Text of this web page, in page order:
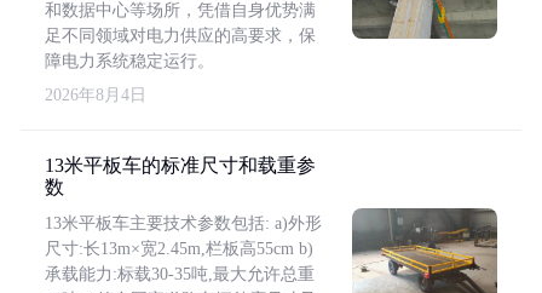
和数据中心等场所，凭借自身优势满
足不同领域对电力供应的高要求，保
障电力系统稳定运行。
2026年8月4日
13米平板车的标准尺寸和载重参
数
13米平板车主要技术参数包括: a)外形
尺寸:长13m×宽2.45m,栏板高55cm b)
承载能力:标载30-35吨,最大允许总重